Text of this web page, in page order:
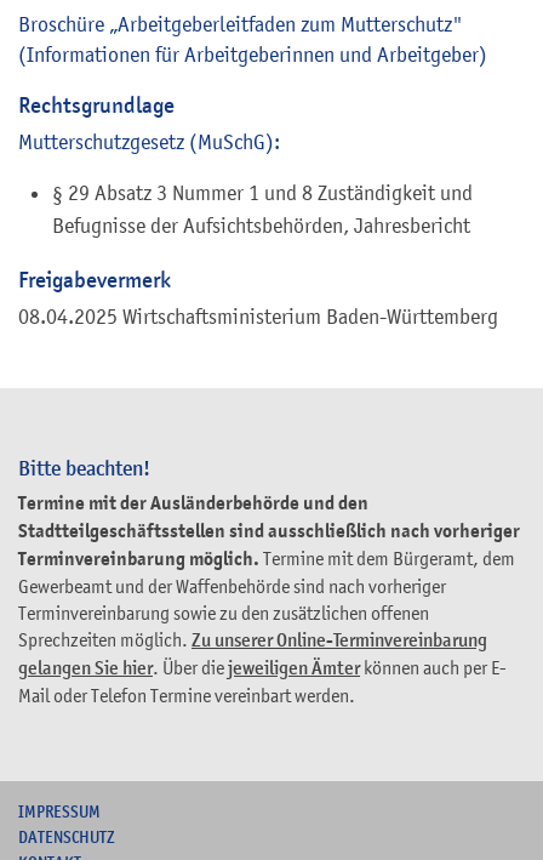
Bitte beachten!
Termine mit der Ausländerbehörde und den
Stadtteilgeschäftsstellen sind ausschließlich nach vorheriger
Terminvereinbarung möglich. Termine mit dem Bürgeramt, dem
Gewerbeamt und der Waffenbehörde sind nach vorheriger
Terminvereinbarung sowie zu den zusätzlichen offenen
Sprechzeiten möglich. Zu unserer Online-Terminvereinbarung
gelangen Sie hier. Über diejeweiligen Ämterkönnen auch per E-
Mail oder Telefon Termine vereinbart werden.
Broschüre „Arbeitgeberleitfaden zum Mutterschutz"
(Informationen für Arbeitgeberinnen und Arbeitgeber)
Rechtsgrundlage
Mutterschutzgesetz (MuSchG):
§ 29 Absatz 3 Nummer 1 und 8 Zuständigkeit und
Befugnisse der Aufsichtsbehörden, Jahresbericht
Freigabevermerk
08.04.2025 Wirtschaftsministerium Baden-Württemberg
IMPRESSUM
DATENSCHUTZ